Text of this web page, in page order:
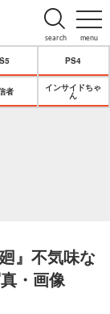
menu
search
PS4
者
インサイドちゃ
ん
』不気味な
・画像